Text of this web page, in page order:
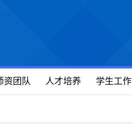
资团队 人才培养 学生工作